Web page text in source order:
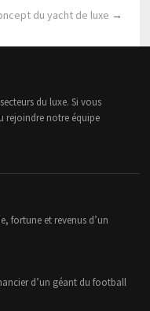
du yacht de luxe →
du luxe. Si vous
rejoindre notre équipe
fortune et revenus d’un
d’un géant du football